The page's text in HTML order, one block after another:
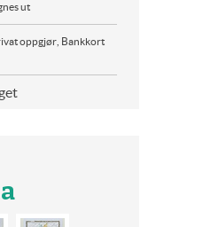
ut
oppgjør, Bankkort